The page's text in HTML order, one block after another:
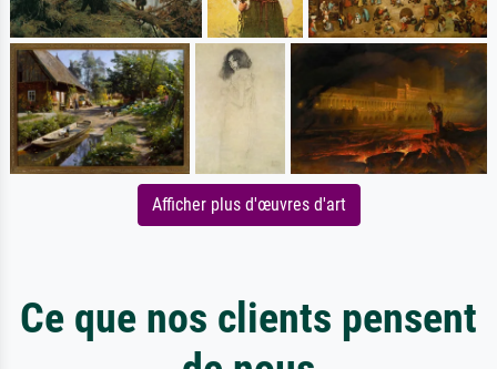
Afficher plus d'œuvres d'art
Ce que nos clients pensent